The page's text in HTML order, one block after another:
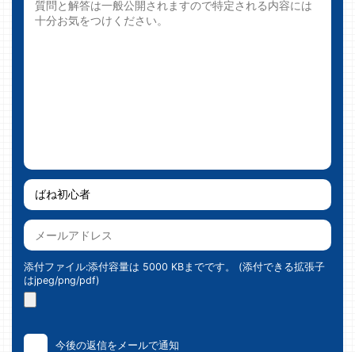
添付ファイル:添付容量は 5000 KBまでです。 (添付できる拡張子
はjpeg/png/pdf)
今後の返信をメールで通知